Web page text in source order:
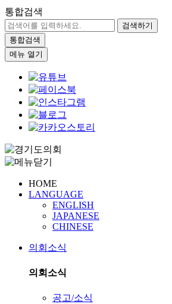
통합검색
검색하기
통합검색
메뉴 열기
HOME
LANGUAGE
ENGLISH
JAPANESE
CHINESE
의회소식
의회소식
공고/소식